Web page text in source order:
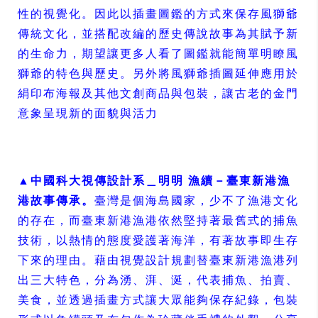
性的視覺化。因此以插畫圖鑑的方式來保存風獅爺
傳統文化，並搭配改編的歷史傳說故事為其賦予新
的生命力，期望讓更多人看了圖鑑就能簡單明瞭風
獅爺的特色與歷史。另外將風獅爺插圖延伸應用於
絹印布海報及其他文創商品與包裝，讓古老的金門
意象呈現新的面貌與活力
▲中國科大視傳設計系＿明明 漁續－臺東新港漁
港故事傳承。 臺灣是個海島國家，少不了漁港文化
的存在，而臺東新港漁港依然堅持著最舊式的捕魚
技術，以熱情的態度愛護著海洋，有著故事即生存
下來的理由。藉由視覺設計規劃替臺東新港漁港列
出三大特色，分為湧、湃、涎，代表捕魚、拍賣、
美食，並透過插畫方式讓大眾能夠保存紀錄，包裝